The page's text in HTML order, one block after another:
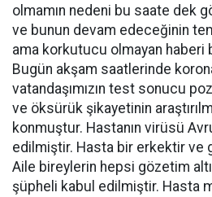
olmamın nedeni bu saate dek
ve bunun devam edeceğinin
ama korkutucu olmayan haberi
Bugün akşam saatlerinde
vatandaşımızın test sonucu
ve öksürük şikayetinin
konmuştur. Hastanın virüsü
edilmiştir. Hasta bir erkektir ve
Aile bireylerin hepsi gözetim
şüpheli kabul edilmiştir. Hasta